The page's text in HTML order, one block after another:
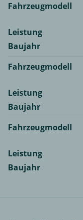
Fahrzeugmodell
Leistung
Baujahr
Fahrzeugmodell
Leistung
Baujahr
Fahrzeugmodell
Leistung
Baujahr